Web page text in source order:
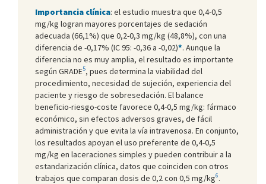
Importancia clínica: el estudio muestra que 0,4-0,5
mg/kg logran mayores porcentajes de sedación
adecuada (66,1%) que 0,2-0,3 mg/kg (48,8%), con una
diferencia de -0,17% (IC 95: -0,36 a -0,02)*. Aunque la
diferencia no es muy amplia, el resultado es importante
según GRADE5, pues determina la viabilidad del
procedimiento, necesidad de sujeción, experiencia del
paciente y riesgo de sobresedación. El balance
beneficio-riesgo-coste favorece 0,4-0,5 mg/kg: fármaco
económico, sin efectos adversos graves, de fácil
administración y que evita la vía intravenosa. En conjunto,
los resultados apoyan el uso preferente de 0,4-0,5
mg/kg en laceraciones simples y pueden contribuir a la
estandarización clínica, datos que coinciden con otros
trabajos que comparan dosis de 0,2 con 0,5 mg/kg6.